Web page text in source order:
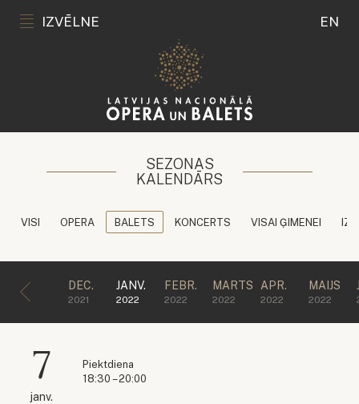
IZVĒLNE EN
SEZONAS
KALENDĀRS
VISI OPERA BALETS KONCERTS VISAI ĢIMENEI
DEC.
2021
JANV.
2022
FEBR.
2022
MARTS
2022
APR.
2022
MAIJS
2022
7
janv.
Piektdiena
18:30 – 20:00